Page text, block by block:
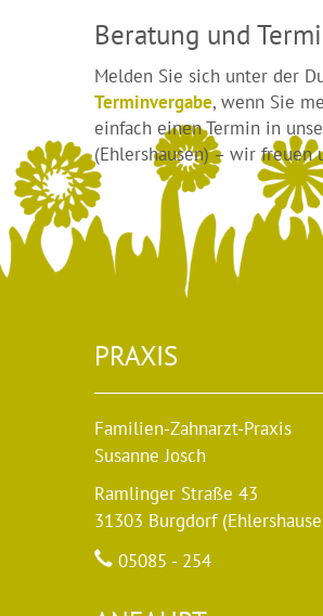
Beratung und
Melden Sie sich unter der
Terminvergabe, wenn Sie
einfach einen Termin in
(Ehlershausen) – wir freuen
PRAXIS
Familien-Zahnarzt-Praxis
Susanne Josch
Ramlinger Straße 43
31303 Burgdorf
05085 - 254